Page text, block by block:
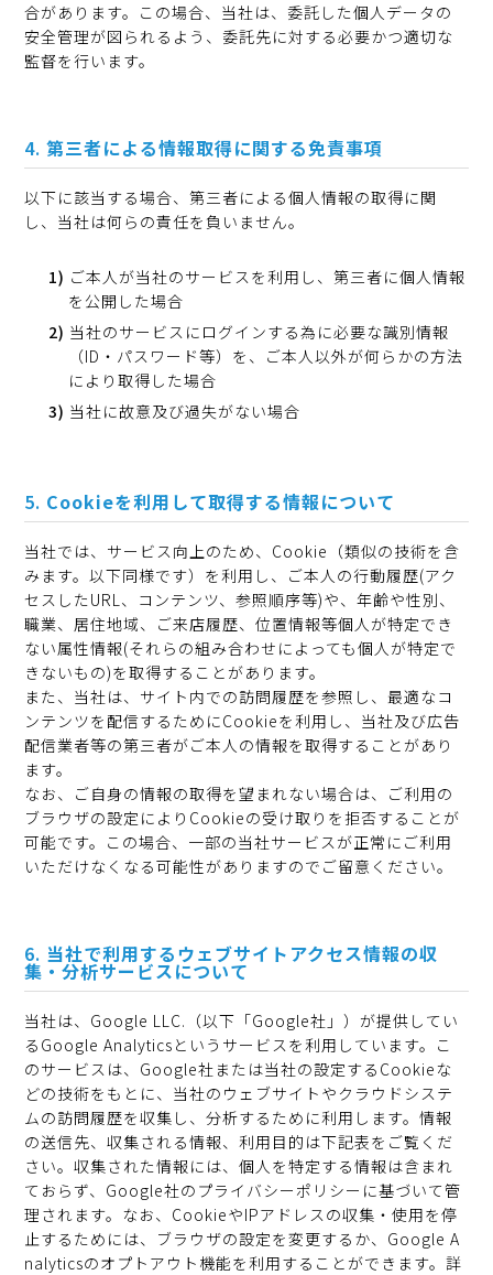
合があります。この場合、当社は、委託した個人データの
安全管理が図られるよう、委託先に対する必要かつ適切な
監督を行います。
第三者による情報取得に関する免責事項
以下に該当する場合、第三者による個人情報の取得に関
し、当社は何らの責任を負いません。
ご本人が当社のサービスを利用し、第三者に個人情報
を公開した場合
当社のサービスにログインする為に必要な識別情報
（ID・パスワード等）を、ご本人以外が何らかの方法
により取得した場合
当社に故意及び過失がない場合
Cookieを利用して取得する情報について
当社では、サービス向上のため、Cookie（類似の技術を含
みます。以下同様です）を利用し、ご本人の行動履歴(アク
セスしたURL、コンテンツ、参照順序等)や、年齢や性別、
職業、居住地域、ご来店履歴、位置情報等個人が特定でき
ない属性情報(それらの組み合わせによっても個人が特定で
きないもの)を取得することがあります。
また、当社は、サイト内での訪問履歴を参照し、最適なコ
ンテンツを配信するためにCookieを利用し、当社及び広告
配信業者等の第三者がご本人の情報を取得することがあり
ます。
なお、ご自身の情報の取得を望まれない場合は、ご利用の
ブラウザの設定によりCookieの受け取りを拒否することが
可能です。この場合、一部の当社サービスが正常にご利用
いただけなくなる可能性がありますのでご留意ください。
当社で利用するウェブサイトアクセス情報の収
集・分析サービスについて
当社は、Google LLC.（以下「Google社」）が提供してい
るGoogle Analyticsというサービスを利用しています。こ
のサービスは、Google社または当社の設定するCookieな
どの技術をもとに、当社のウェブサイトやクラウドシステ
ムの訪問履歴を収集し、分析するために利用します。情報
の送信先、収集される情報、利用目的は下記表をご覧くだ
さい。収集された情報には、個人を特定する情報は含まれ
ておらず、Google社のプライバシーポリシーに基づいて管
理されます。なお、CookieやIPアドレスの収集・使用を停
止するためには、ブラウザの設定を変更するか、Google A
nalyticsのオプトアウト機能を利用することができます。詳